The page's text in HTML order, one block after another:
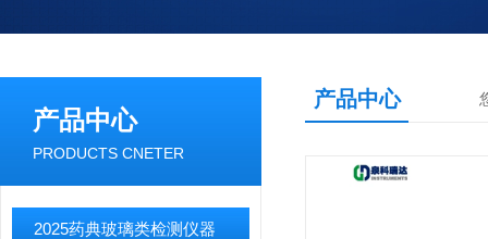
产品中心
PRODUCTS CNETER
2025药典玻璃类检测仪器
产品中心